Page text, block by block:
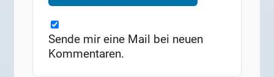
Sende mir eine Mail bei neuen
Kommentaren.